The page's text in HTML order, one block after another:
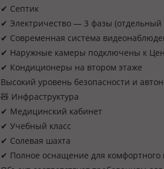
✔ Септик
✔ Электричество — 3 фазы (отдельный
✔ Современная система
✔ Наружные камеры подключены к
✔ Кондиционеры на втором этаже
Высокий уровень безопасности и
🧸 Инфраструктура
✔ Медицинский кабинет
✔ Учебный класс
✔ Солевая шахта
✔ Полное оснащение для комфортного